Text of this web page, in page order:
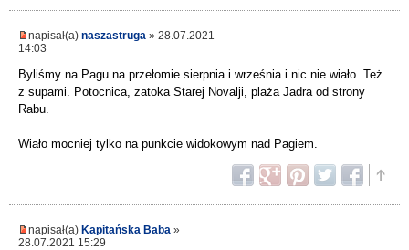
napisał(a) naszastruga » 28.07.2021
14:03
Byliśmy na Pagu na przełomie sierpnia i września i nic nie wiało. Też
z supami. Potocnica, zatoka Starej Novalji, plaża Jadra od strony
Rabu.
Wiało mocniej tylko na punkcie widokowym nad Pagiem.
napisał(a) Kapitańska Baba »
28.07.2021 15:29